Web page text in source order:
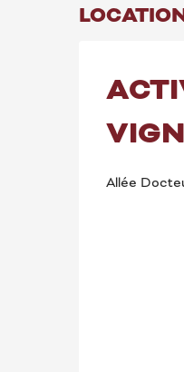
Allée